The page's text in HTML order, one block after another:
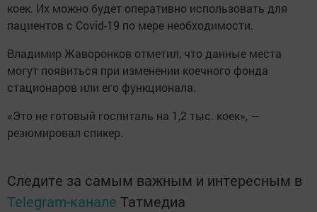
коек. Их можно будет оперативно использовать для
пациентов с Covid-19 по мере необходимости.
Владимир Жаворонков отметил, что данные места
могут появиться при изменении коечного фонда
стационаров или его функционала.
«Это не готовый госпиталь на 1,2 тыс. коек», —
резюмировал спикер.
Следите за самым важным и интересным в
Telegram-канале Татмедиа